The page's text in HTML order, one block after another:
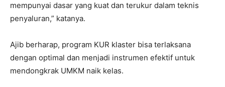
mempunyai dasar yang kuat dan terukur dalam teknis
penyaluran,” katanya.
Ajib berharap, program KUR klaster bisa terlaksana
dengan optimal dan menjadi instrumen efektif untuk
mendongkrak UMKM naik kelas.